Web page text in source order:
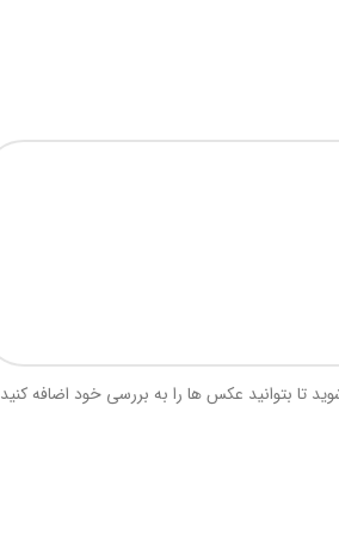
تا بتوانید عکس ها را به بررسی خود اضافه